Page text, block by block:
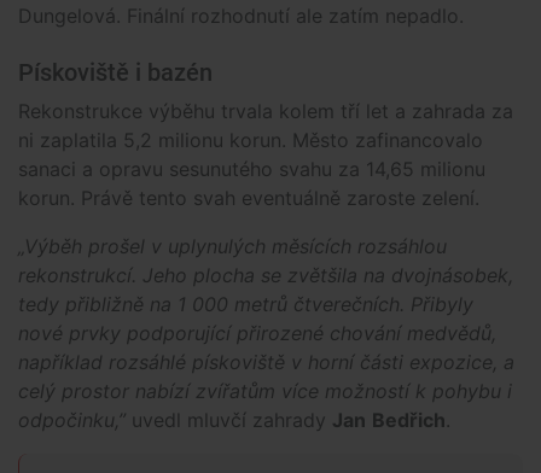
Dungelová. Finální rozhodnutí ale zatím nepadlo.
Pískoviště i bazén
Rekonstrukce výběhu trvala kolem tří let a zahrada za
ni zaplatila 5,2 milionu korun. Město zafinancovalo
sanaci a opravu sesunutého svahu za 14,65 milionu
korun. Právě tento svah eventuálně zaroste zelení.
„Výběh prošel v uplynulých měsících rozsáhlou
rekonstrukcí. Jeho plocha se zvětšila na dvojnásobek,
tedy přibližně na 1 000 metrů čtverečních. Přibyly
nové prvky podporující přirozené chování medvědů,
například rozsáhlé pískoviště v horní části expozice, a
celý prostor nabízí zvířatům více možností k pohybu i
odpočinku,” uvedl mluvčí zahrady Jan Bedřich.